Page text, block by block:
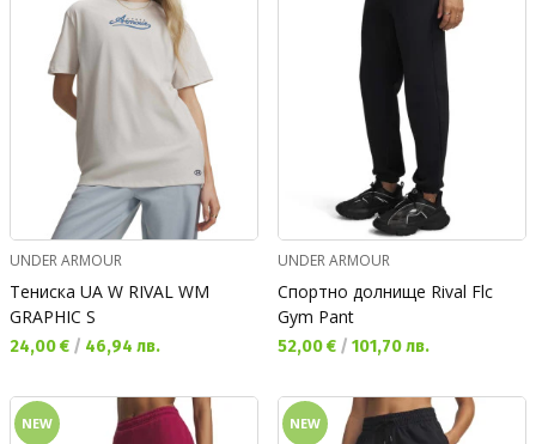
UNDER ARMOUR
Тениска UA W RIVAL WM
GRAPHIC S
Текуща цена:
24,00 € / 46,94 лв.
UNDER ARMOUR
Спортно долнище Rival Flc
Gym Pant
Текуща цена:
52,00 € / 101,70 лв.
NEW NEW